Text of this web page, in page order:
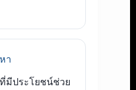
า
มีประโยชน์ช่วย